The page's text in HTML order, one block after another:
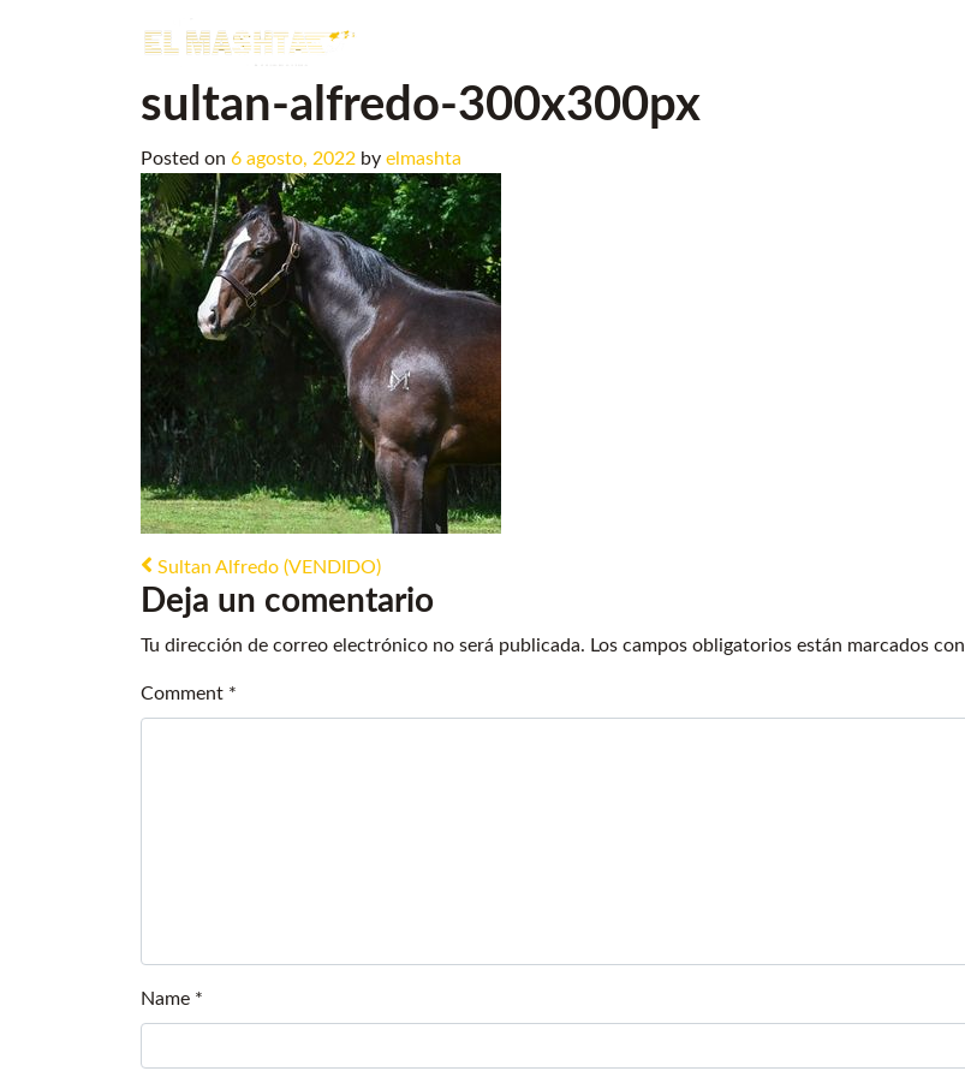
Main Navigation
sultan-alfredo-300x300px
Posted on 6 agosto, 2022 by elmashta
Post navigation
Sultan Alfredo (VENDIDO)
Deja un comentario
Tu dirección de correo electrónico no será publicada. Los campos obligatorios están marcados con
Comment *
Name *